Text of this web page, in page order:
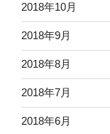
2018年10月
2018年9月
2018年8月
2018年7月
2018年6月